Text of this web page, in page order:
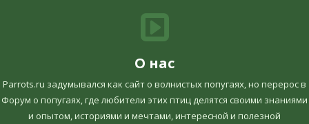
О нас
Parrots.ru задумывался как сайт о волнистых попугаях, но перерос в
Форум о попугаях, где любители этих птиц делятся своими знаниями
и опытом, историями и мечтами, интересной и полезной